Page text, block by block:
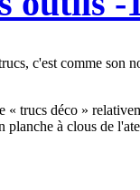
c'est comme
trucs déco »
planche à clous de